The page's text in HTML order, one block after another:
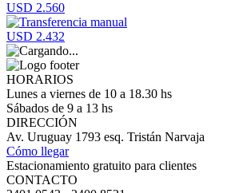
USD 2.560
USD 2.432
HORARIOS
Lunes a viernes de 10 a 18.30 hs
Sábados de 9 a 13 hs
DIRECCIÓN
Av. Uruguay 1793 esq. Tristán Narvaja
Cómo llegar
Estacionamiento gratuito para clientes
CONTACTO